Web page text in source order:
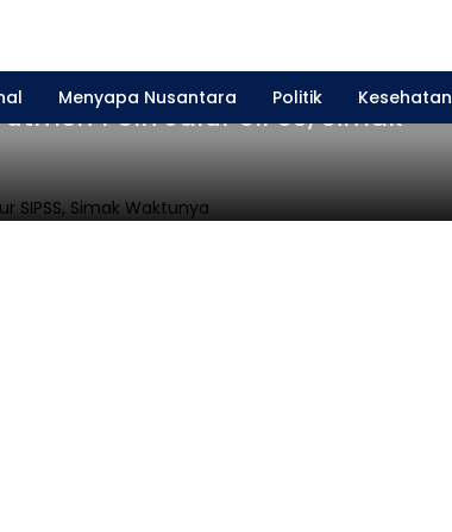
Menyapa Nusantara Politik Kesehatan
Polri Jalur SIPSS, Simak